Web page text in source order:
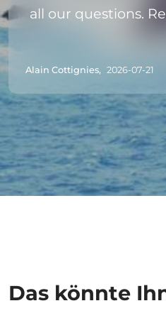
all our questions.
Alain Cottignies, 2026-07-21
Das könnte